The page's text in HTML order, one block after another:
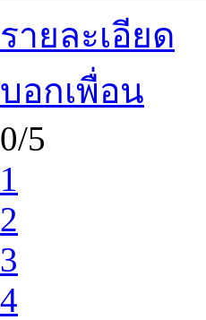
รายละเอียด
บอกเพื่อน
0/5
1
2
3
4